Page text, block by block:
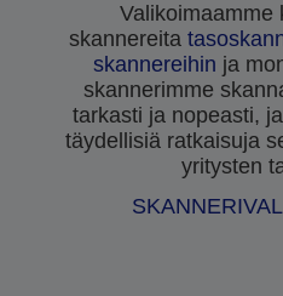
Valikoimaamme
skannereita
skannereihin ja
skannerimme
tarkasti ja nopeasti,
täydellisiä ratkaisuja
yritysten